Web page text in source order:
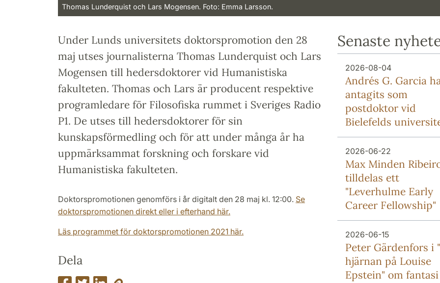
Thomas Lunderquist och Lars Mogensen. Foto: Emma Larsson.
Under Lunds universitets doktorspromotion den 28
maj utses journalisterna Thomas Lunderquist och Lars
Mogensen till hedersdoktorer vid Humanistiska
fakulteten. Thomas och Lars är producent respektive
programledare för Filosofiska rummet i Sveriges Radio
P1. De utses till hedersdoktorer för sin
kunskapsförmedling och för att under många år ha
uppmärksammat forskning och forskare vid
Humanistiska fakulteten.
Doktorspromotionen genomförs i år digitalt den 28 maj kl. 12:00. Se
doktorspromotionen direkt eller i efterhand här.
Läs programmet för doktorspromotionen 2021 här.
Dela
Senaste
2026-08-04
Andrés G. Garcia
antagits som
postdoktor vid
Bielefelds
2026-06-22
Max Minden
tilldelas ett
"Leverhulme Early
Career Fellowship"
2026-06-15
Peter Gärdenfors i
hjärnan på Louise
Epstein" om fantasi